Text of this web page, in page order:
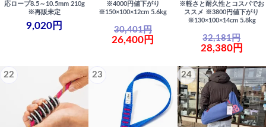
応ロープ8.5～10.5mm 210g
※再販未定
9,020円
※4000円値下がり
※150×100×12cm 5.6kg
30,401円
26,400円
※軽さと耐久性とコスパでお
ススメ ※3800円値下がり
※130×100×14cm 5.8kg
32,181円
28,380円
22 23 24